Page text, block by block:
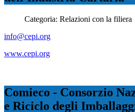
Categoria: Relazioni con la filiera
info@cepi.org
www.cepi.org
Comieco - Consorzio
e Riciclo degli